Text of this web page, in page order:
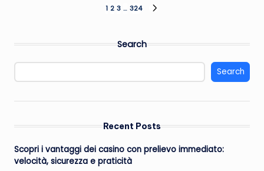
1 2 3 … 324
Search
Search
Recent Posts
Scopri i vantaggi dei casino con prelievo immediato:
velocità, sicurezza e praticità